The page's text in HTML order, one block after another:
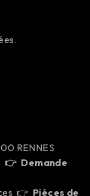
RENNES
👉 Demande
👉 Pièces de